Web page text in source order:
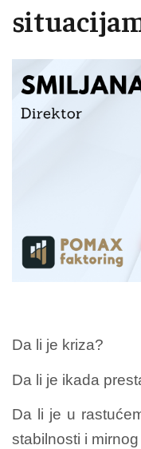
Da li je kriza?
Da li je ikada
Da li je u
stabilnosti i